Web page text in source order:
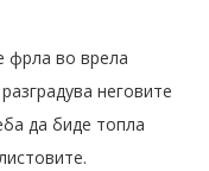
фрла во врела
неговите
да биде топла